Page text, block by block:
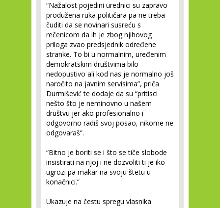
“Nažalost pojedini urednici su zapravo
produžena ruka političara pa ne treba
čuditi da se novinari susreću s
rečenicom da ih je zbog njihovog
priloga zvao predsjednik određene
stranke. To bi u normalnim, uređenim
demokratskim društvima bilo
nedopustivo ali kod nas je normalno još
naročito na javnim servisima”, priča
Durmišević te dodaje da su “pritisci
nešto što je neminovno u našem
društvu jer ako profesionalno i
odgovorno radiš svoj posao, nikome ne
odgovaraš”.
“Bitno je boriti se i što se tiče slobode
insistirati na njoj i ne dozvoliti ti je iko
ugrozi pa makar na svoju štetu u
konačnici.”
Ukazuje na čestu spregu vlasnika